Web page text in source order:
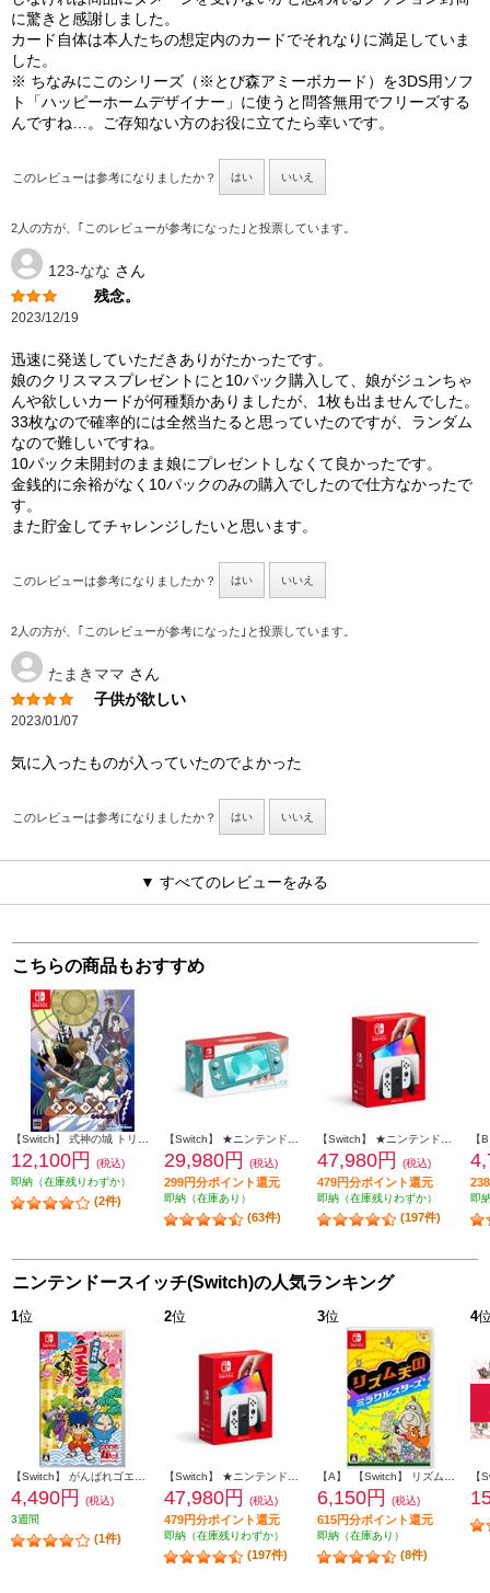
に驚きと感謝しました。
カード自体は本人たちの想定内のカードでそれなりに満足していま
した。
※ ちなみにこのシリーズ（※とび森アミーボカード）を3DS用ソフ
ト「ハッピーホームデザイナー」に使うと問答無用でフリーズする
んですね…。ご存知ない方のお役に立てたら幸いです。
このレビューは参考になりましたか？ はい いいえ
2人の方が、｢このレビューが参考になった｣と投票しています。
123-なな さん
残念。
2023/12/19
迅速に発送していただきありがたかったです。
娘のクリスマスプレゼントにと10パック購入して、娘がジュンちゃ
んや欲しいカードが何種類かありましたが、1枚も出ませんでした。
33枚なので確率的には全然当たると思っていたのですが、ランダム
なので難しいですね。
10パック未開封のまま娘にプレゼントしなくて良かったです。
金銭的に余裕がなく10パックのみの購入でしたので仕方なかったで
す。
また貯金してチャレンジしたいと思います。
このレビューは参考になりましたか？ はい いいえ
2人の方が、｢このレビューが参考になった｣と投票しています。
たまきママ さん
子供が欲しい
2023/01/07
気に入ったものが入っていたのでよかった
このレビューは参考になりましたか？ はい いいえ
▼ すべてのレビューをみる
こちらの商品もおすすめ
12,100円
(税込)
即納（在庫残りわずか）
(2件)
29,980円 (税込)
299円分ポイント還元
即納（在庫あり）
(63件)
47,980円 (税込)
479円分ポイント還元
即納（在庫残りわずか）
(197件)
即
ニンテンドースイッチ(Switch)の人気ランキング
1位
4,490円
(税込)
3週間
(1件)
2位
47,980円 (税込)
479円分ポイント還元
即納（在庫残りわずか）
(197件)
3位
6,150円 (税込)
615円分ポイント還元
即納（在庫あり）
(8件)
4